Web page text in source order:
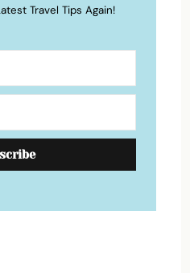
Travel Tips Again!